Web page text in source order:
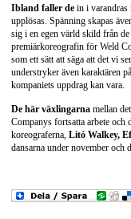
Ibland faller de in i
upplösas. Spänning skapas
sig i en egen värld skild från
premiärkoreografin för Weld
som ett sätt att säga att det vi
understryker även karaktären
kompaniets uppdrag kan vara.
De här växlingarna mellan
Companys fortsatta arbete och
koreograferna, Litó Walkey,
dansarna under november och